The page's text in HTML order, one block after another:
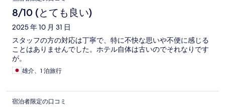
8/10 (とても良い)
2025 年 10 月 31 日
スタッフの方の対応は丁寧で、特に不快な思いや不便に感じる
ことはありませんでした。ホテル自体は古いのでそれなりです
が。
雄介、1 泊旅行
宿泊者限定の口コミ